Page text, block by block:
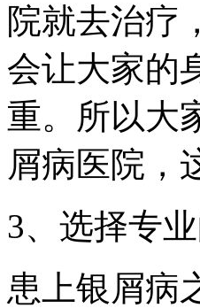
院就去治疗
会让大家的
重。所以大
屑病医院，
3、选择专
患上银屑病